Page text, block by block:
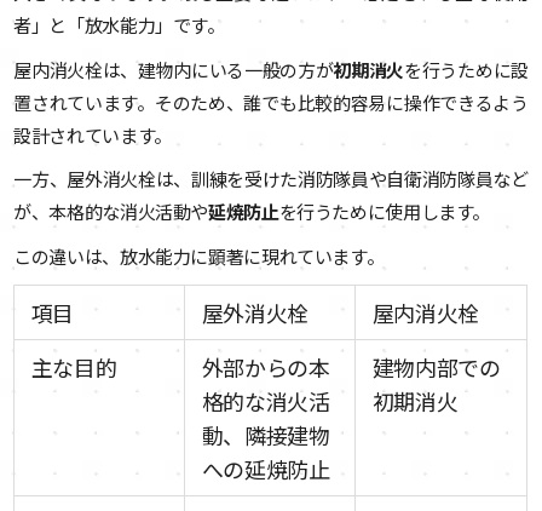
者」と「放水能力」です。
屋内消火栓は、建物内にいる一般の方が初期消火を行うために設
置されています。そのため、誰でも比較的容易に操作できるよう
設計されています。
一方、屋外消火栓は、訓練を受けた消防隊員や自衛消防隊員など
が、本格的な消火活動や延焼防止を行うために使用します。
この違いは、放水能力に顕著に現れています。
項目 屋外消火栓
屋内消火栓
主な目的
外部からの本
格的な消火活
動、隣接建物
への延焼防止
建物内部での
初期消火